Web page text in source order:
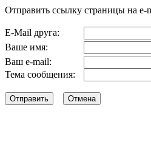
Отправить ссылку страницы на e-
E-Mail друга:
Ваше имя:
Ваш e-mail:
Тема сообщения: